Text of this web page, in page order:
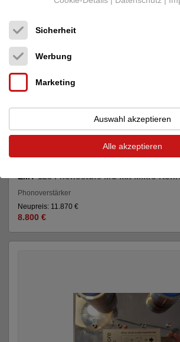
EMT128 Phonostufe MC mit Mikro
Phonoverstärker
Neupreis: 11.870 €
8.800 €
Sicherheit
Werbung
Marketing
Auswahl akzeptieren
Alle akzeptieren